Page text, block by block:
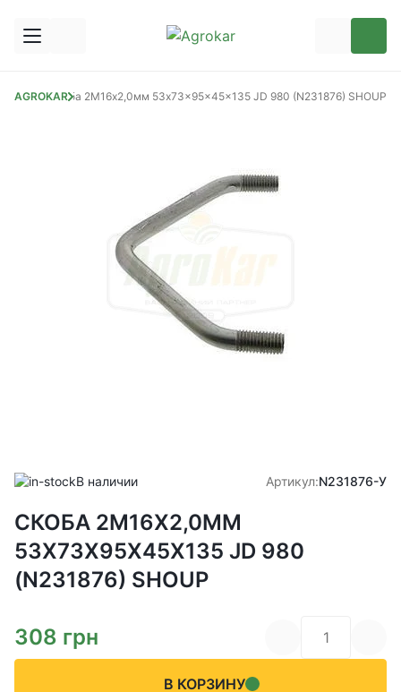
AGROKARСкоба 2М16х2,0мм 53x73x95x45x135 JD 980 (N231876) SHOUP
В наличии Артикул:N231876-У
СКОБА 2М16Х2,0ММ
53X73X95X45X135 JD 980
(N231876) SHOUP
308 грн
В КОРЗИНУ